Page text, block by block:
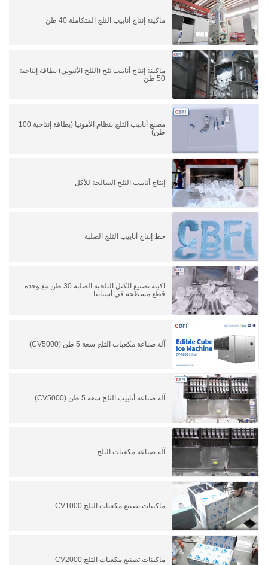
ماكينة إنتاج أنابيب الثلج المتكاملة 40 طن
ماكينة إنتاج أنابيب ثلج (الثلج الأنبوبي) بطاقة إنتاجية
50 طن
مصنع أنابيب الثلج بنظام الأمونيا (بطاقة إنتاجية 100
طن)
إنتاج أنابيب الثلج الصالحة للأكل
خط إنتاج أنابيب الثلج الصلبة
اكينة تصنيع الكتل الثلجية الصلبة 30 طن مع وحدة
قطع مسطحة في أسبانيا
آلة صناعة مكعبات الثلج سعة 5 طن (CV5000)
آلة صناعة أنابيب الثلج سعة 5 طن (CV5000)
آلة صناعة مكعبات الثلج
ماكينات تصنيع مكعبات الثلج CV1000
ماكينات تصنيع مكعبات الثلج CV2000